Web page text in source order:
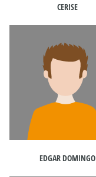
CERISE
EDGAR DOMINGO